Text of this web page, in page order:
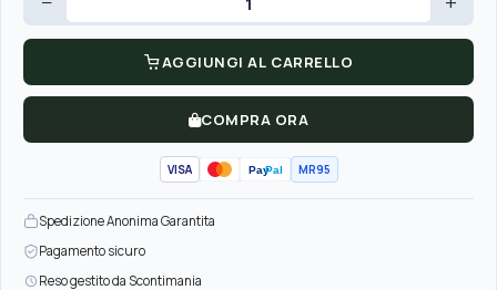
AGGIUNGI AL CARRELLO
COMPRA ORA
VISA PayPal MR95
Spedizione Anonima Garantita
Pagamento sicuro
Reso gestito da Scontimania